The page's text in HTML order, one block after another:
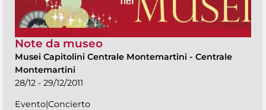
Note da museo
Musei Capitolini Centrale Montemartini - Centrale
Montemartini
28/12 - 29/12/2011
Evento|Concierto